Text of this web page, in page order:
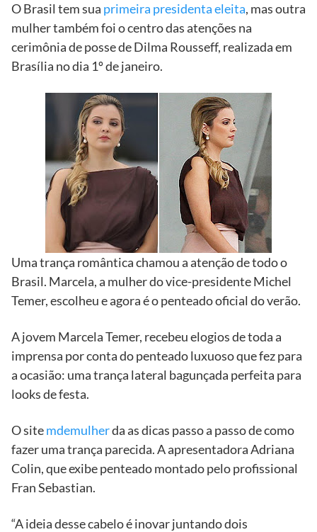
O Brasil tem sua primeira presidenta eleita, mas outra
mulher também foi o centro das atenções na
cerimônia de posse de Dilma Rousseff, realizada em
Brasília no dia 1º de janeiro.
Uma trança romântica chamou a atenção de todo o
Brasil. Marcela, a mulher do vice-presidente Michel
Temer, escolheu e agora é o penteado oficial do verão.
A jovem Marcela Temer, recebeu elogios de toda a
imprensa por conta do penteado luxuoso que fez para
a ocasião: uma trança lateral bagunçada perfeita para
looks de festa.
O sitemdemulherda as dicas passo a passo de como
fazer uma trança parecida. A apresentadora Adriana
Colin, que exibe penteado montado pelo profissional
Fran Sebastian.
“A ideia desse cabelo é inovar juntando dois